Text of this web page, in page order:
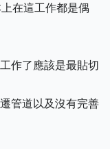
在這工作都是偶
作了應該是最貼切
管道以及沒有完善